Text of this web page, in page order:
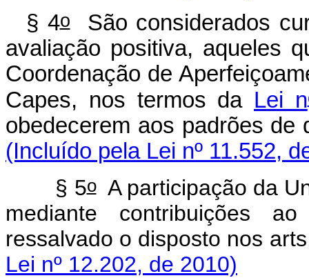
§ 4oSão considerados
avaliação positiva, aqueles
Coordenação de
Capes, nos termos da Lei n
obedecerem aos
(Incluído pela Lei nº 11.552,
§ 5oA participação da
mediante contribuições
ressalvado o disposto
Lei nº 12.202, de 2010)